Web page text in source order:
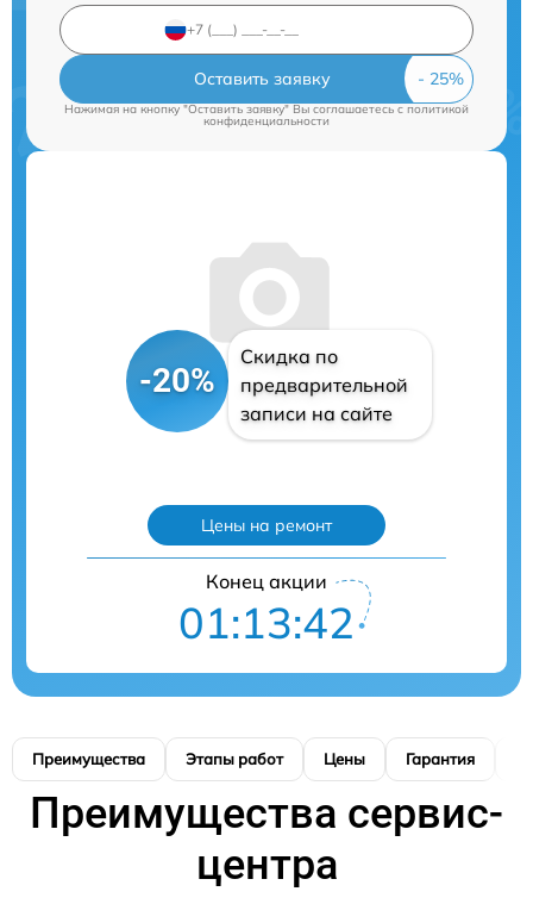
Оставить заявку
Нажимая на кнопку "Оставить заявку" Вы соглашаетесь cполитикой
конфиденциальности
-20%
Скидка по
предварительной
записи на сайте
Цены на ремонт
Конец акции
01:13:41
Преимущества Этапы работ Цены Гарантия
Преимущества сервис-
центра